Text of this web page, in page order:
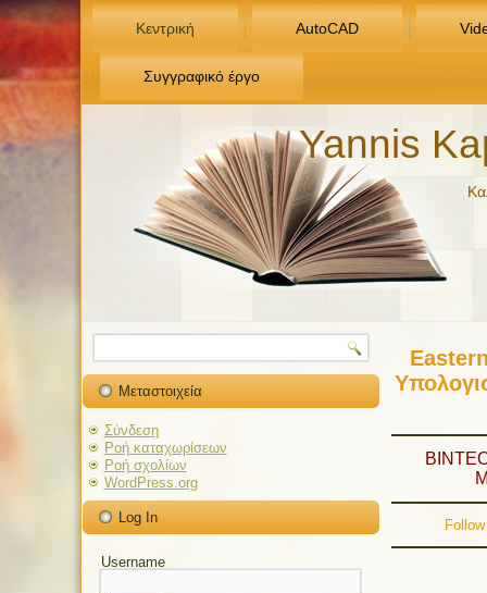
Κεντρική AutoCAD
Συγγραφικό έργο
Yannis
Μεταστοιχεία
Σύνδεση
Ροή καταχωρίσεων
Ροή σχολίων
WordPress.org
Log In
Username